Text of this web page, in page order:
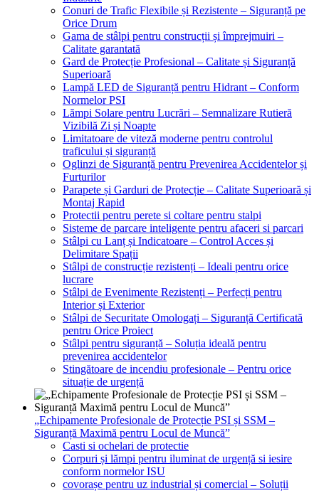
Conuri de Trafic Flexibile și Rezistente – Siguranță pe
Orice Drum
Gama de stâlpi pentru construcții și împrejmuiri –
Calitate garantată
Gard de Protecție Profesional – Calitate și Siguranță
Superioară
Lampă LED de Siguranță pentru Hidrant – Conform
Normelor PSI
Lămpi Solare pentru Lucrări – Semnalizare Rutieră
Vizibilă Zi și Noapte
Limitatoare de viteză moderne pentru controlul
traficului și siguranță
Oglinzi de Siguranță pentru Prevenirea Accidentelor și
Furturilor
Parapete și Garduri de Protecție – Calitate Superioară și
Montaj Rapid
Protectii pentru perete si coltare pentru stalpi
Sisteme de parcare inteligente pentru afaceri si parcari
Stâlpi cu Lanț și Indicatoare – Control Acces și
Delimitare Spații
Stâlpi de construcție rezistenți – Ideali pentru orice
lucrare
Stâlpi de Evenimente Rezistenți – Perfecți pentru
Interior și Exterior
Stâlpi de Securitate Omologați – Siguranță Certificată
pentru Orice Proiect
Stâlpi pentru siguranță – Soluția ideală pentru
prevenirea accidentelor
Stingătoare de incendiu profesionale – Pentru orice
situație de urgență
„Echipamente Profesionale de Protecție PSI și SSM –
Siguranță Maximă pentru Locul de Muncă”
Casti si ochelari de protectie
Corpuri și lămpi pentru iluminat de urgență si iesire
conform normelor ISU
covorașe pentru uz industrial și comercial – Soluții